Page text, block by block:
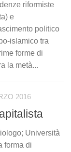
riformiste
e
politico
islamico tra
forme di
la metà...
2016
Università
forma di